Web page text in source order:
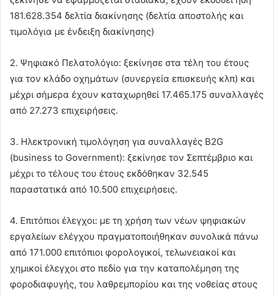
181.628.354 δελτία διακίνησης (δελτία αποστολής και
τιμολόγια με ένδειξη διακίνησης)
2. Ψηφιακό Πελατολόγιο: ξεκίνησε στα τέλη του έτους
για τον κλάδο οχημάτων (συνεργεία επισκευής κλπ) και
μέχρι σήμερα έχουν καταχωρηθεί 17.465.175 συναλλαγές
από 27.273 επιχειρήσεις.
3. Ηλεκτρονική τιμολόγηση για συναλλαγές B2G
(business to Government): ξεκίνησε τον Σεπτέμβριο και
μέχρι το τέλους του έτους εκδόθηκαν 32.545
παραστατικά από 10.500 επιχειρήσεις.
4. Επιτόπιοι έλεγχοι: με τη χρήση των νέων ψηφιακών
εργαλείων ελέγχου πραγματοποιήθηκαν συνολικά πάνω
από 171.000 επιτόπιοι φορολογικοί, τελωνειακοί και
χημικοί έλεγχοι στο πεδίο για την καταπολέμηση της
φοροδιαφυγής, του λαθρεμπορίου και της νοθείας στους